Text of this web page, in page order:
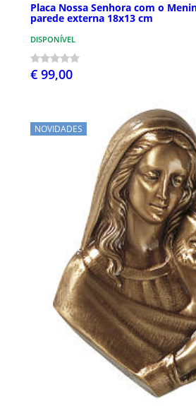
Placa Nossa Senhora com o
parede externa 18x13 cm
DISPONÍVEL
€ 99,00
NOVIDADES